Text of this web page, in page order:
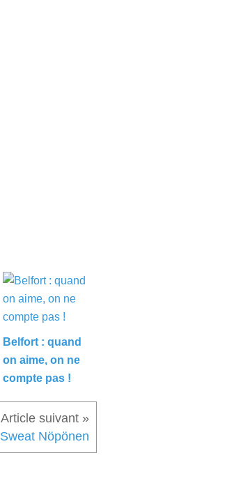
Belfort : quand
on aime, on ne
compte pas !
Sweat Nöpönen